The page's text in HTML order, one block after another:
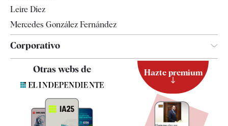
Leire Díez
Mercedes González Fernández
Corporativo
Contacto
Otras webs de Hazte premium